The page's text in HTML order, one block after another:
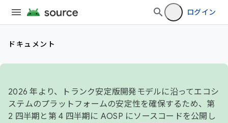
ログイン
ドキュメント
2026 年より、トランク安定版開発モデルに沿ってエコシ
ステムのプラットフォームの安定性を確保するため、第
2 四半期と第 4 四半期に AOSP にソースコードを公開し